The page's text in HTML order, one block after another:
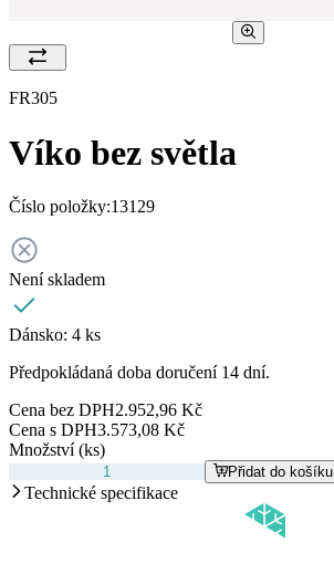
FR305
Víko bez světla
Číslo položky:13129
Není skladem
Dánsko: 4 ks
Předpokládaná doba doručení 14 dní.
Cena bez DPH2.952,96 Kč
Cena s DPH3.573,08 Kč
Množství (ks)
Přidat do košíku
Technické specifikace